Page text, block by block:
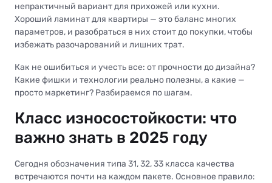
непрактичный вариант для прихожей или кухни.
Хороший ламинат для квартиры — это баланс многих
параметров, и разобраться в них стоит до покупки, чтобы
избежать разочарований и лишних трат.
Как не ошибиться и учесть все: от прочности до дизайна?
Какие фишки и технологии реально полезны, а какие —
просто маркетинг? Разбираемся по шагам.
Класс износостойкости: что
важно знать в 2025 году
Сегодня обозначения типа 31, 32, 33 класса качества
встречаются почти на каждом пакете. Основное правило: